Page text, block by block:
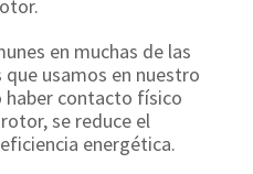
en muchas de las
usamos en nuestro
haber contacto físico
se reduce el
energética.